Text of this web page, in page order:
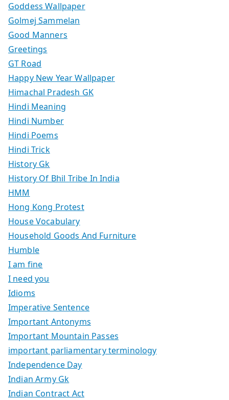
Goddess Wallpaper
Golmej Sammelan
Good Manners
Greetings
GT Road
Happy New Year Wallpaper
Himachal Pradesh GK
Hindi Meaning
Hindi Number
Hindi Poems
Hindi Trick
History Gk
History Of Bhil Tribe In India
HMM
Hong Kong Protest
House Vocabulary
Household Goods And Furniture
Humble
I am fine
I need you
Idioms
Imperative Sentence
Important Antonyms
Important Mountain Passes
important parliamentary terminology
Independence Day
Indian Army Gk
Indian Contract Act